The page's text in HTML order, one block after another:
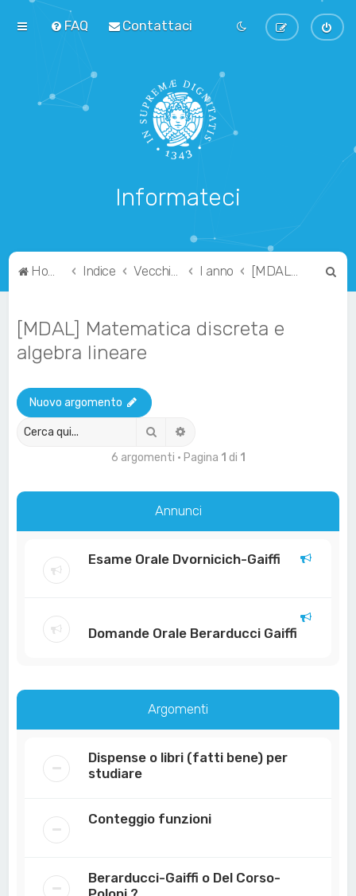
FAQ Contattaci
Informateci
Home Indice Vecchio Ordinamento I anno [MDAL] Matematica discreta e algebra lineare
[MDAL] Matematica discreta e
algebra lineare
Nuovo argomento
Cerca
6 argomenti • Pagina 1 di 1
Annunci
Esame Orale Dvornicich-Gaiffi
Domande Orale Berarducci Gaiffi
Argomenti
Dispense o libri (fatti bene) per
studiare
Conteggio funzioni
Berarducci-Gaiffi o Del Corso-